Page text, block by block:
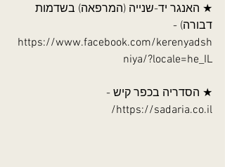
★ האנגר יד-שנייה (המרפאה) בשדמות
דבורה) -
https://www.facebook.com/kerenyadsh
niya/?locale=he_IL
★ הסדריה בכפר קיש -
https://sadaria.co.il/